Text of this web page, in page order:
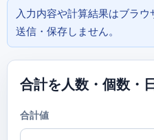
入力内容や計算結果はブラ
送信・保存しません。
合計を人数・個数・
合計値